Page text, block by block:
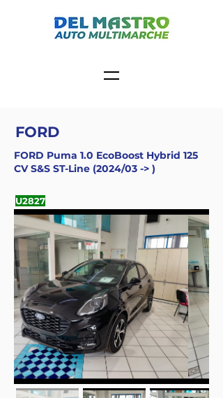
FORD
FORD Puma 1.0 EcoBoost Hybrid 125
CV S&S ST-Line (2024/03 -> )
U2827